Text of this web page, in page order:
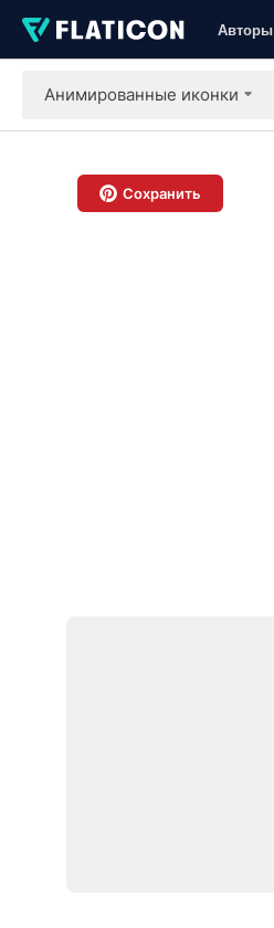
Авторы
Анимированные иконки
Сохранить